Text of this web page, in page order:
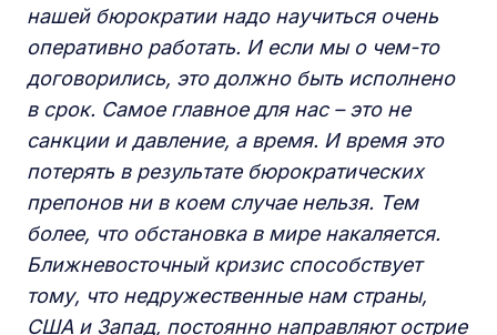
нашей бюрократии надо научиться очень
оперативно работать. И если мы о чем-то
договорились, это должно быть исполнено
в срок. Самое главное для нас –это не
санкции и давление, а время. И время это
потерять в результате бюрократических
препонов ни в коем случае нельзя. Тем
более, что обстановка в мире накаляется.
Ближневосточный кризис способствует
тому, что недружественные нам страны,
США и Запад, постоянно направляют острие